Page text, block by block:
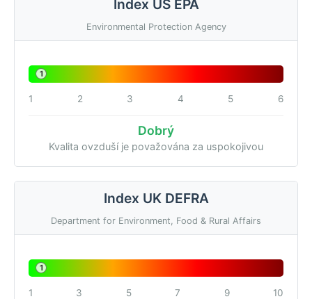
Index US EPA
Environmental Protection Agency
1
1 2 3 4 5 6
Dobrý
Kvalita ovzduší je považována za uspokojivou
Index UK DEFRA
Department for Environment, Food & Rural Affairs
1
1 3 5 7 9 10